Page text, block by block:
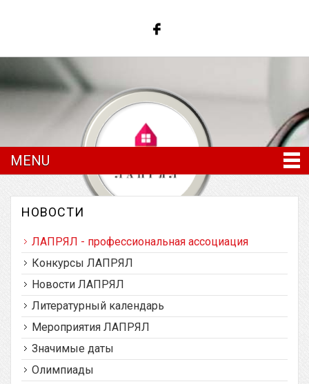
Латвийская ассоциация преподавателей
русского языка и литературы
MENU
НОВОСТИ
ЛАПРЯЛ - профессиональная ассоциация
Конкурсы ЛАПРЯЛ
Новости ЛАПРЯЛ
Литературный календарь
Мероприятия ЛАПРЯЛ
Значимые даты
Олимпиады